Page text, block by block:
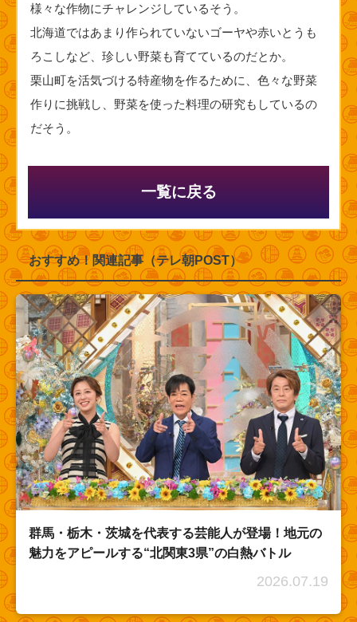
様々な作物にチャレンジしているそう。
北海道ではあまり作られていないゴーヤや赤いとうも
ろこしなど、珍しい野菜も育てているのだとか。
栗山町を活気づける特産物を作るために、色々な野菜
作りに挑戦し、野菜を使った料理の研究もしているの
だそう。
一覧に戻る
おすすめ！関連記事（テレ朝POST）
群馬・栃木・茨城を代表する芸能人が登場！地元の
魅力をアピールする“北関東3県”の白熱バトル
2026.07.19